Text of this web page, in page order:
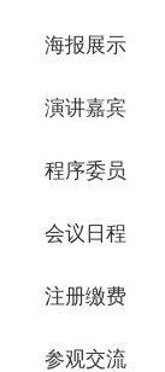
海报展示
演讲嘉宾
程序委员
会议日程
注册缴费
参观交流